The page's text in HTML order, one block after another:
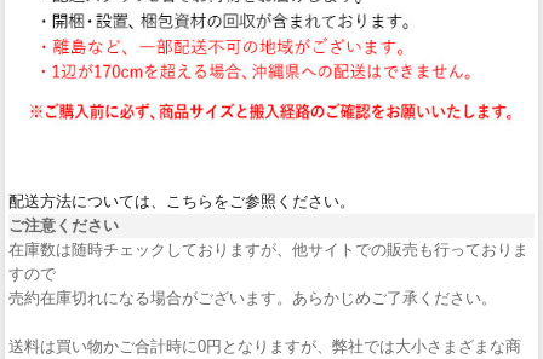
配送方法については、こちらをご参照ください。
ご注意ください
在庫数は随時チェックしておりますが、他サイトでの販売も行っておりま
すので
売約在庫切れになる場合がございます。あらかじめご了承ください。
送料は買い物かご合計時に0円となりますが、弊社では大小さまざまな商